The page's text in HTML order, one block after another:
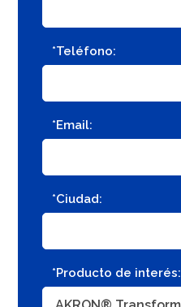
*Teléfono:
*Email:
*Ciudad:
*Producto de interés: